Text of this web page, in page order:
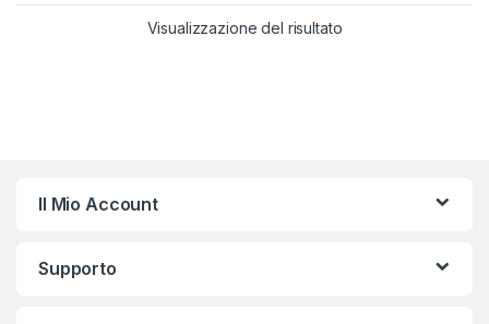
Visualizzazione del risultato
Il Mio Account
Supporto